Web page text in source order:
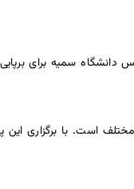
سمیه برای
است. با برگزاری این